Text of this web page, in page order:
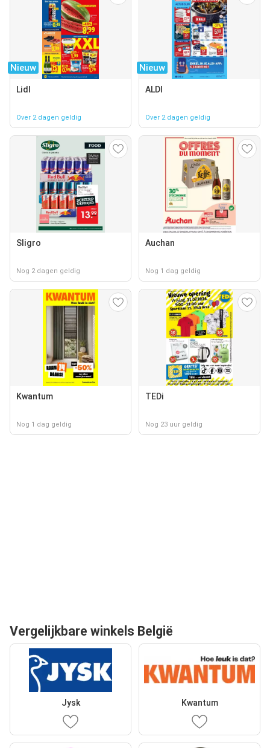
Nieuw
Lidl
Over 2 dagen geldig
Nieuw
ALDI
Over 2 dagen geldig
Sligro
Nog 2 dagen geldig
Auchan
Nog 1 dag geldig
Kwantum
Nog 1 dag geldig
TEDi
Nog 23 uur geldig
Vergelijkbare winkels België
Jysk Kwantum